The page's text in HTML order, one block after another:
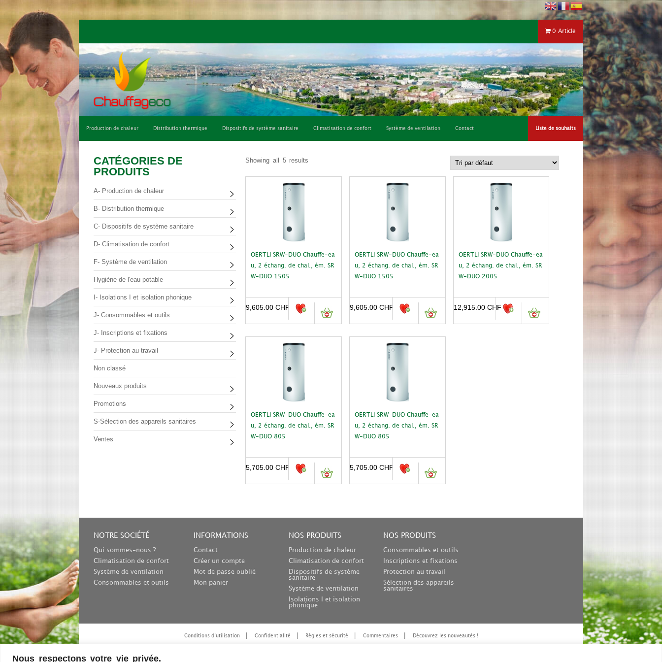
Nous respectons votre vie privée.
0 Article
Production de chaleur Distribution thermique Dispositifs de système sanitaire Climatisation de confort Système de ventilation Contact Liste de souhaits
CATÉGORIES DE
PRODUITS
A- Production de chaleur
B- Distribution thermique
C- Dispositifs de système sanitaire
D- Climatisation de confort
F- Système de ventilation
Hygiène de l'eau potable
I- Isolations I et isolation phonique
J- Consommables et outils
J- Inscriptions et fixations
J- Protection au travail
Non classé
Nouveaux produits
Promotions
S-Sélection des appareils sanitaires
Ventes
Showing all 5 results
OERTLI SRW-DUO Chauffe-ea
u, 2 échang. de chal., ém. SR
W-DUO 1505
9,605.00CHF
OERTLI SRW-DUO Chauffe-ea
u, 2 échang. de chal., ém. SR
W-DUO 1505
9,605.00CHF
OERTLI SRW-DUO Chauffe-ea
u, 2 échang. de chal., ém. SR
W-DUO 2005
12,915.00 CHF
OERTLI SRW-DUO Chauffe-ea
u, 2 échang. de chal., ém. SR
W-DUO 805
5,705.00CHF
OERTLI SRW-DUO Chauffe-ea
u, 2 échang. de chal., ém. SR
W-DUO 805
5,705.00CHF
NOTRE SOCIÉTÉ
Qui sommes-nous ?
Climatisation de confort
Système de ventilation
Consommables et outils
INFORMATIONS
Contact
Créer un compte
Mot de passe oublié
Mon panier
NOS PRODUITS
Production de chaleur
Climatisation de confort
Dispositifs de système
sanitaire
Système de ventilation
Isolations I et isolation
phonique
NOS PRODUITS
Consommables et outils
Inscriptions et fixations
Protection au travail
Sélection des appareils
sanitaires
Conditions d’utilisation Confidentialité Règles et sécurité Commentaires Découvrez les nouveautés !